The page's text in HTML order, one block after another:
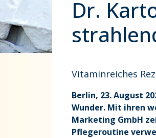
Dr.
Vitaminreiches
Berlin, 23. August
Wunder. Mit ihren
Marketing GmbH
Pflegeroutine